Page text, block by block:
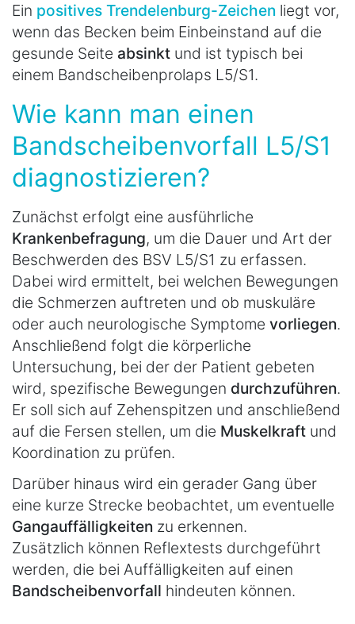
Ein positives Trendelenburg-Zeichen liegt vor,
wenn das Becken beim Einbeinstand auf die
gesunde Seite absinkt und ist typisch bei
einem Bandscheibenprolaps L5/S1.
Wie kann man einen
Bandscheibenvorfall L5/S1
diagnostizieren?
Zunächst erfolgt eine ausführliche
Krankenbefragung, um die Dauer und Art der
Beschwerden des BSV L5/S1 zu erfassen.
Dabei wird ermittelt, bei welchen Bewegungen
die Schmerzen auftreten und ob muskuläre
oder auch neurologische Symptome vorliegen.
Anschließend folgt die körperliche
Untersuchung, bei der der Patient gebeten
wird, spezifische Bewegungen durchzuführen.
Er soll sich auf Zehenspitzen und anschließend
auf die Fersen stellen, um die Muskelkraft und
Koordination zu prüfen.
Darüber hinaus wird ein gerader Gang über
eine kurze Strecke beobachtet, um eventuelle
Gangauffälligkeiten zu erkennen.
Zusätzlich können Reflextests durchgeführt
werden, die bei Auffälligkeiten auf einen
Bandscheibenvorfall hindeuten können.